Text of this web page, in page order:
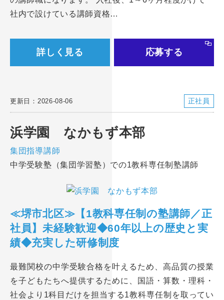
社内で設けている講師資格…
詳しく見る 応募する
更新日：2026-08-06 正社員
浜学園 なかもず本部
集団指導講師
中学受験塾（集団学習塾）での1教科専任制塾講師
≪堺市北区≫【1教科専任制の塾講師／正
社員】未経験歓迎◆60年以上の歴史と実
績◆充実した研修制度
最難関校の中学受験合格を叶えるため、高品質の授業
を子どもたちへ提供するために、国語・算数・理科・
社会より1科目だけを担当する1教科専任制を取ってい